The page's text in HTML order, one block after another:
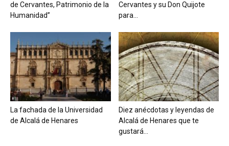
de Cervantes, Patrimonio de la
Humanidad”
Cervantes y su Don Quijote
para...
La fachada de la Universidad
de Alcalá de Henares
Diez anécdotas y leyendas de
Alcalá de Henares que te
gustará...